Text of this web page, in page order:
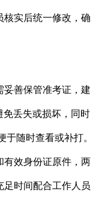
核实后统一修改，确
妥善保管准考证，建
免丢失或损坏，同时
随时查看或补打。
有效身份证原件，两
足时间配合工作人员